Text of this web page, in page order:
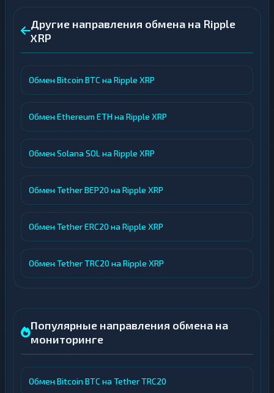
Другие направления обмена на Ripple
XRP
Обмен Bitcoin BTC на Ripple XRP
Обмен Ethereum ETH на Ripple XRP
Обмен Solana SOL на Ripple XRP
Обмен Tether BEP20 на Ripple XRP
Обмен Tether ERC20 на Ripple XRP
Обмен Tether TRC20 на Ripple XRP
Популярные направления обмена на
мониторинге
Обмен Bitcoin BTC на Tether TRC20